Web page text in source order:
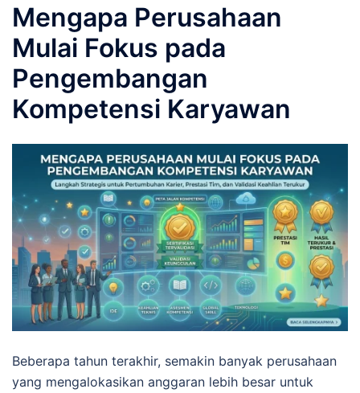
Mengapa Perusahaan
Mulai Fokus pada
Pengembangan
Kompetensi Karyawan
Beberapa tahun terakhir, semakin banyak perusahaan
yang mengalokasikan anggaran lebih besar untuk